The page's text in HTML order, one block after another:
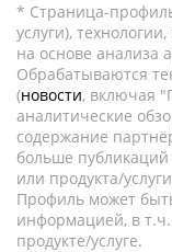
* Страница-
услуги),
на основе анализа
Обрабатываются
(новости, включая
аналитические
содержание
больше
или продукта/
Профиль может
информацией, в
продукте/услуге.